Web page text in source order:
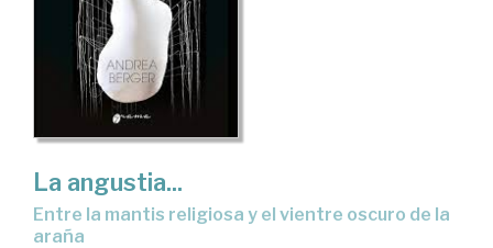
La angustia...
entre la mantis religiosa y el vientre oscuro de la
araña